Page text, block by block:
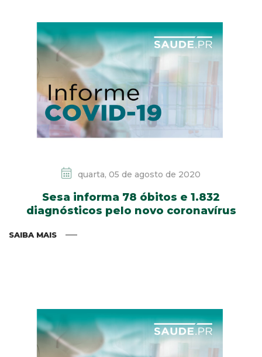
quarta, 05 de agosto de 2020
Sesa informa 78 óbitos e 1.832
diagnósticos pelo novo coronavírus
SAIBA MAIS